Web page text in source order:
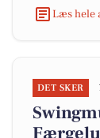
Læs hele
DET SKER